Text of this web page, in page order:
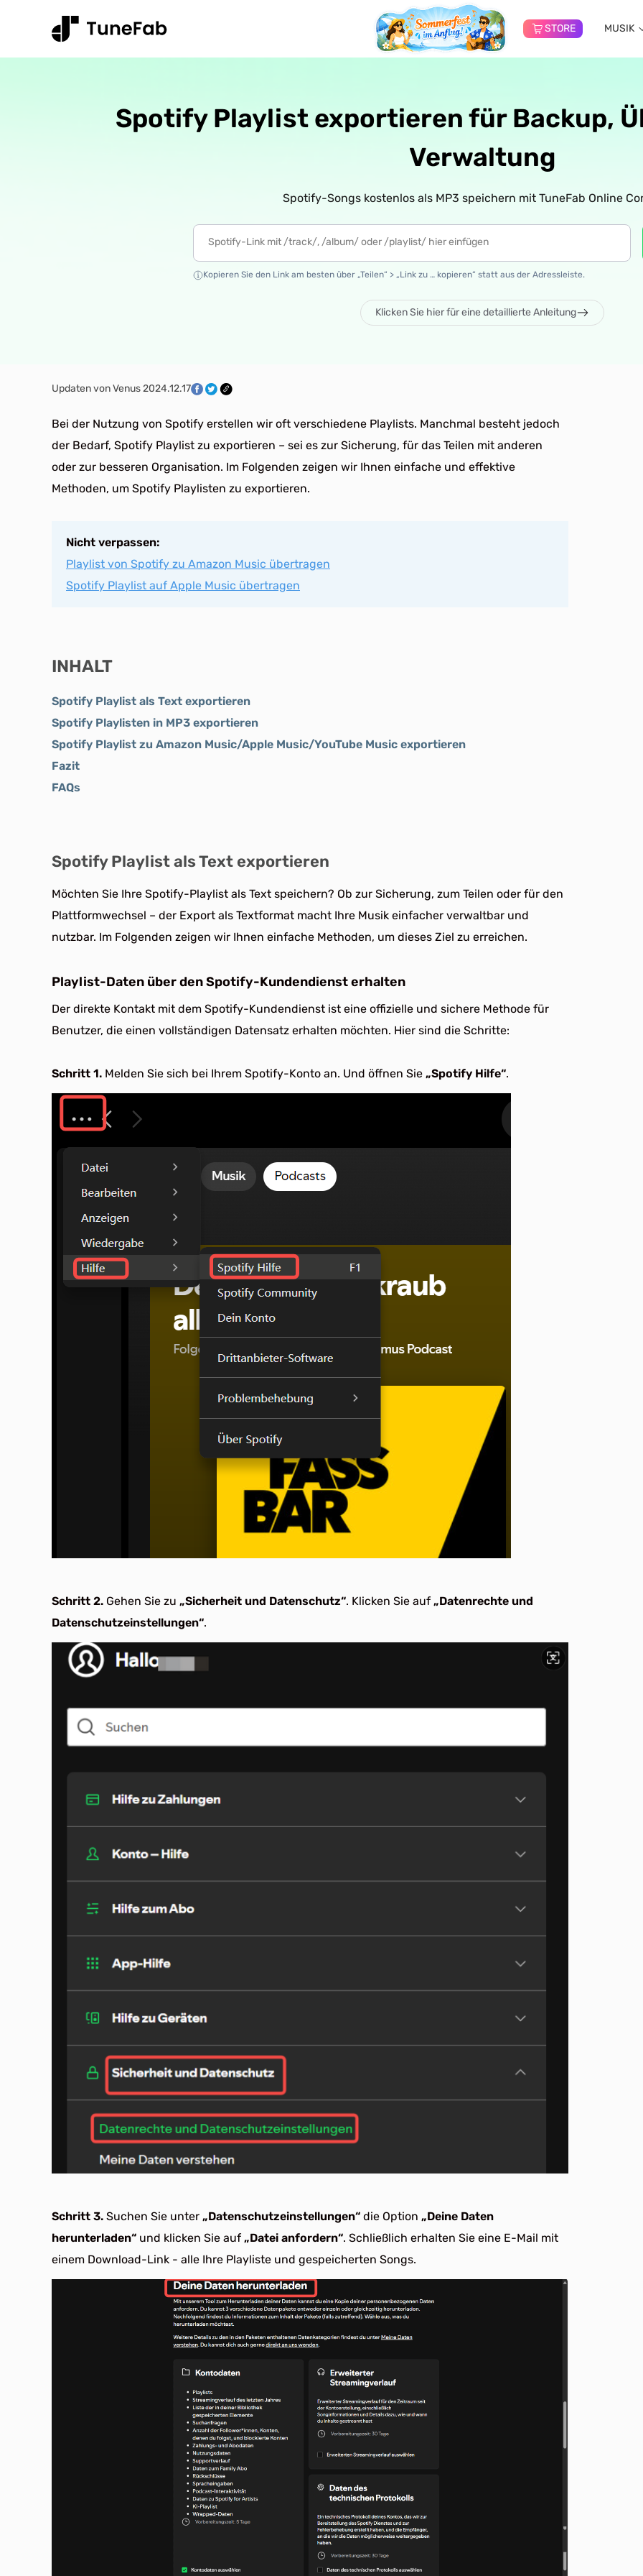
STORE MUSIK
Spotify Playlist exportieren für Backup,
Verwaltung
Spotify-Songs kostenlos als MP3 speichern mit TuneFab Online
Kopieren Sie den Link am besten über „Teilen“ > „Link zu … kopieren“ statt aus der Adressleiste.
Klicken Sie hier für eine detaillierte Anleitung
Updaten von Venus 2024.12.17
Bei der Nutzung von Spotify erstellen wir oft verschiedene Playlists. Manchmal besteht jedoch
der Bedarf, Spotify Playlist zu exportieren – sei es zur Sicherung, für das Teilen mit anderen
oder zur besseren Organisation. Im Folgenden zeigen wir Ihnen einfache und effektive
Methoden, um Spotify Playlisten zu exportieren.
Nicht verpassen:
Playlist von Spotify zu Amazon Music übertragen
Spotify Playlist auf Apple Music übertragen
INHALT
Spotify Playlist als Text exportieren
Spotify Playlisten in MP3 exportieren
Spotify Playlist zu Amazon Music/Apple Music/YouTube Music exportieren
Fazit
FAQs
Spotify Playlist als Text exportieren
Möchten Sie Ihre Spotify-Playlist als Text speichern? Ob zur Sicherung, zum Teilen oder für den
Plattformwechsel – der Export als Textformat macht Ihre Musik einfacher verwaltbar und
nutzbar. Im Folgenden zeigen wir Ihnen einfache Methoden, um dieses Ziel zu erreichen.
Playlist-Daten über den Spotify-Kundendienst erhalten
Der direkte Kontakt mit dem Spotify-Kundendienst ist eine offizielle und sichere Methode für
Benutzer, die einen vollständigen Datensatz erhalten möchten. Hier sind die Schritte:
Schritt 1. Melden Sie sich bei Ihrem Spotify-Konto an. Und öffnen Sie „Spotify Hilfe“.
Schritt 2. Gehen Sie zu „Sicherheit und Datenschutz“. Klicken Sie auf „Datenrechte und
Datenschutzeinstellungen“.
Schritt 3. Suchen Sie unter „Datenschutzeinstellungen“ die Option „Deine Daten
herunterladen“ und klicken Sie auf „Datei anfordern“. Schließlich erhalten Sie eine E-Mail mit
einem Download-Link - alle Ihre Playliste und gespeicherten Songs.